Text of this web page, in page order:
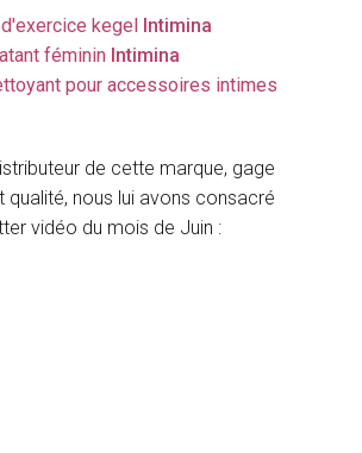
kegel Intimina
féminin Intimina
pour accessoires intimes
de cette marque, gage
qualité, nous lui avons consacré
vidéo du mois de Juin :